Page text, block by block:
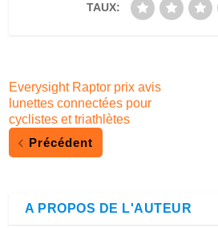
TAUX:
Everysight Raptor prix avis
lunettes connectées pour
cyclistes et triathlètes
Précédent
A PROPOS DE L'AUTEUR